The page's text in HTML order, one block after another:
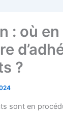
: où en
?
sont en